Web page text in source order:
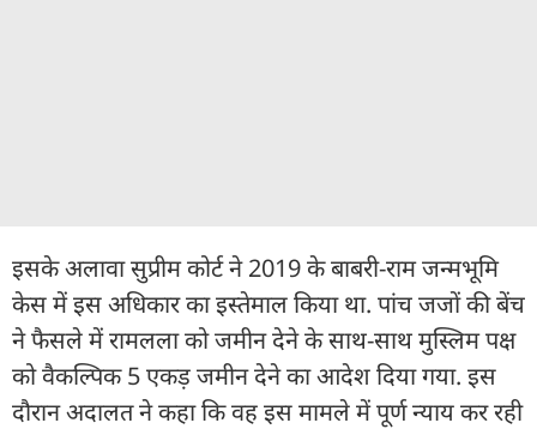
इसके अलावा सुप्रीम कोर्ट ने 2019 के बाबरी-राम जन्मभूमि
केस में इस अधिकार का इस्तेमाल किया था. पांच जजों की बेंच
ने फैसले में रामलला को जमीन देने के साथ-साथ मुस्लिम पक्ष
को वैकल्पिक 5 एकड़ जमीन देने का आदेश दिया गया. इस
दौरान अदालत ने कहा कि वह इस मामले में पूर्ण न्याय कर रही